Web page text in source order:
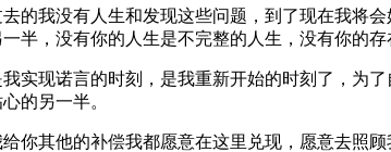
的我没有人生和发现这些问题，到了现在我将
半，没有你的人生是不完整的人生，没有你的
实现诺言的时刻，是我重新开始的时刻了，为
的另一半。
你其他的补偿我都愿意在这里兑现，愿意去照